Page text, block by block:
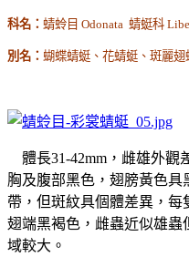
科名： 蜻蛉目 Odonata 蜻蜓科
別名： 蝴蝶蜻蜓、花蜻蜓、斑麗翅
體長31-42mm，雌雄外觀
胸及腹部黑色，翅膀黃色
帶，但斑紋具個體差異，
翅端黑褐色，雌蟲近似雄蟲
域較大。